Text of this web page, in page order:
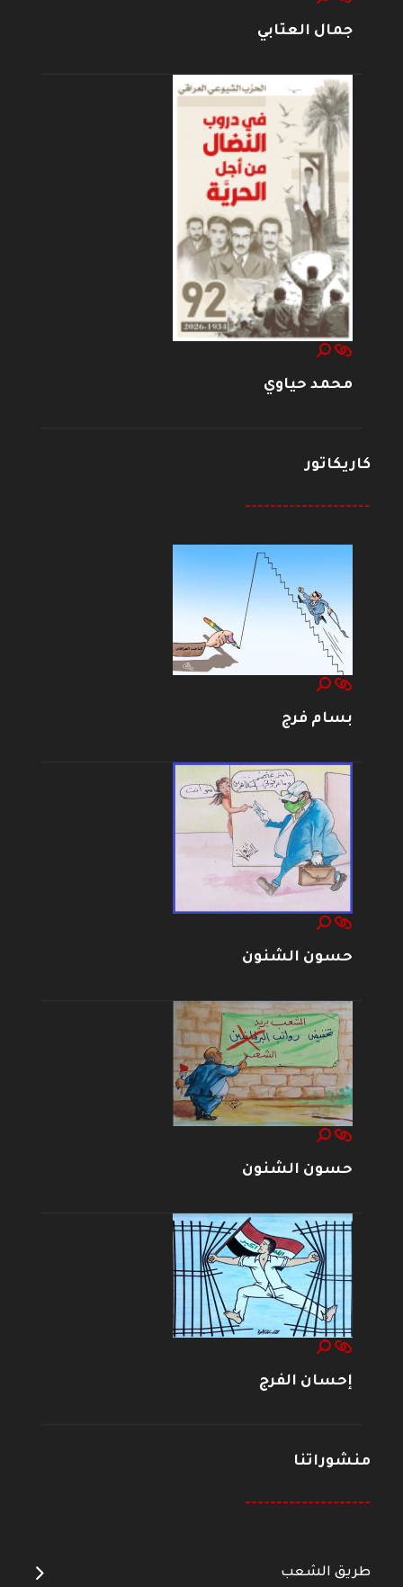
جمال العتابي
محمد حياوي
كاريكاتور
--------------------
بسام فرج
حسون الشنون
حسون الشنون
إحسان الفرج
منشوراتنا
--------------------
طريق الشعب